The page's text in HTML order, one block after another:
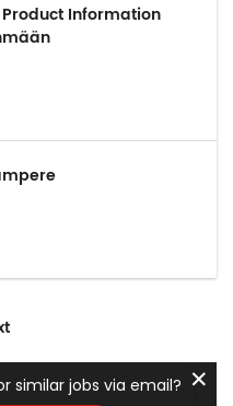
Information
similar jobs via email? ✕